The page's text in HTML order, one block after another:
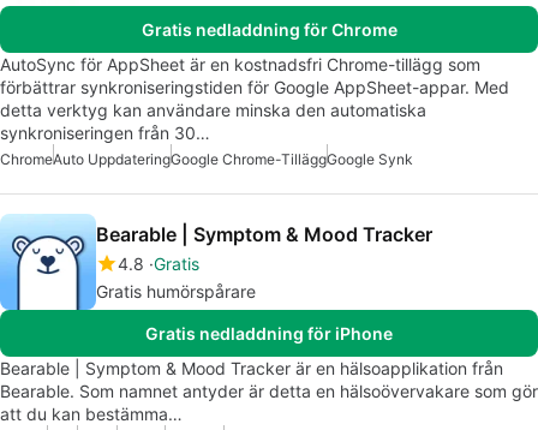
Gratis nedladdning för Chrome
AutoSync för AppSheet är en kostnadsfri Chrome-tillägg som
förbättrar synkroniseringstiden för Google AppSheet-appar. Med
detta verktyg kan användare minska den automatiska
synkroniseringen från 30…
ChromeAuto UppdateringGoogle Chrome-TilläggGoogle Synk
Bearable | Symptom & Mood Tracker
4.8 Gratis
Gratis humörspårare
Gratis nedladdning för iPhone
Bearable | Symptom & Mood Tracker är en hälsoapplikation från
Bearable. Som namnet antyder är detta en hälsoövervakare som gör
att du kan bestämma…